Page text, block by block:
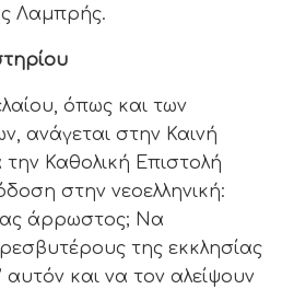
Λαμπρής.
όπως και των
ανάγεται στην Καινή
Καθολική Επιστολή
στην νεοελληνική:
άρρωστος; Να
της εκκλησίας
και να τον αλείψουν